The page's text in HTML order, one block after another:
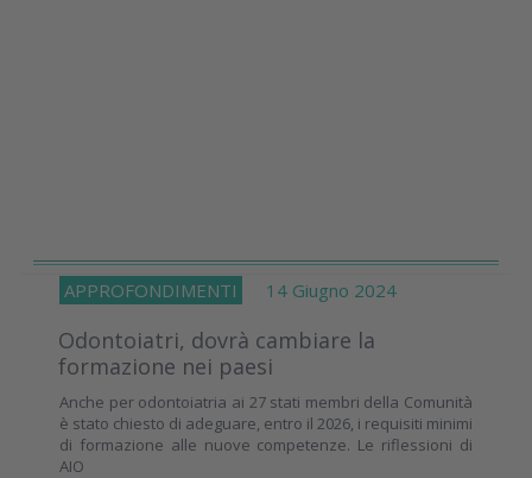
APPROFONDIMENTI 14 Giugno 2024
Odontoiatri, dovrà cambiare la
formazione nei paesi
Anche per odontoiatria ai 27 stati membri della Comunità
è stato chiesto di adeguare, entro il 2026, i requisiti minimi
di formazione alle nuove competenze. Le riflessioni di
AIO